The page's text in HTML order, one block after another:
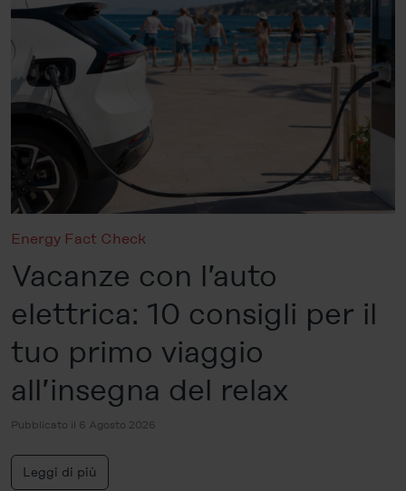
Energy Fact Check
Vacanze con l’auto
elettrica: 10 consigli per il
tuo primo viaggio
all’insegna del relax
Pubblicato il 6 Agosto 2026
Leggi di più